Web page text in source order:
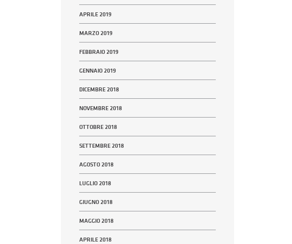
APRILE 2019
MARZO 2019
FEBBRAIO 2019
GENNAIO 2019
DICEMBRE 2018
NOVEMBRE 2018
OTTOBRE 2018
SETTEMBRE 2018
AGOSTO 2018
LUGLIO 2018
GIUGNO 2018
MAGGIO 2018
APRILE 2018